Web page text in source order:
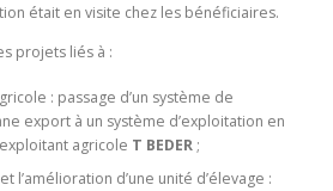
était en visite chez les bénéficiaires.
projets liés à :
: passage d’un système de
export à un système d’exploitation en
agricole T BEDER;
l’amélioration d’une unité d’élevage :